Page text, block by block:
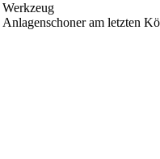
Werkzeug
Anlagenschoner am letzten